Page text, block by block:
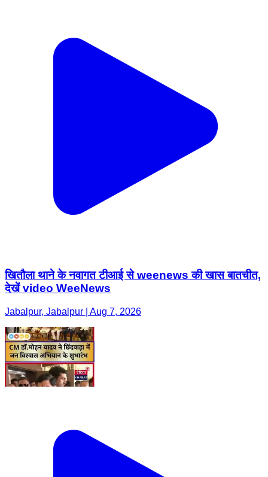
खितौला थाने के नवागत टीआई से weenews की खास बातचीत,
देखें video WeeNews
Jabalpur, Jabalpur | Aug 7, 2026